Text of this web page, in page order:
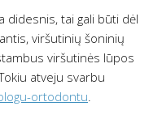
didesnis, tai gali būti dėl
viršutinių šoninių
viršutinės lūpos
atveju svarbu
ortodontu.